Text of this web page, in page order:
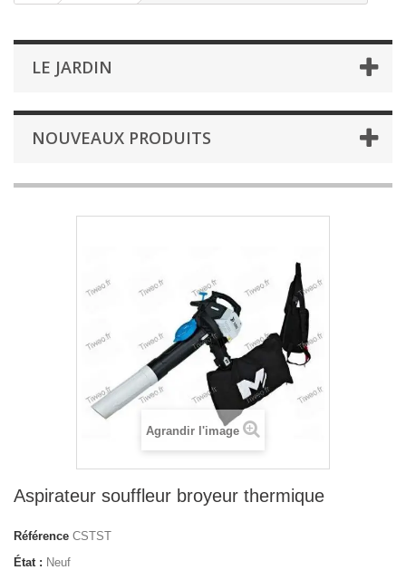
LE JARDIN
NOUVEAUX PRODUITS
Agrandir l'image
Aspirateur souffleur broyeur thermique
Référence CSTST
État : Neuf